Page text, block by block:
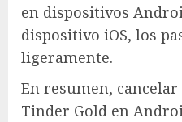
en dispositivos
dispositivo iOS, los
ligeramente.
En resumen,
Tinder Gold en